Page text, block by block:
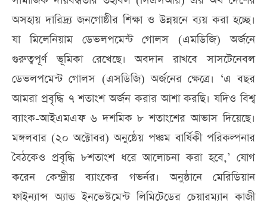
অসহায় দারিদ্র্য জনগোষ্ঠীর শিক্ষা ও উন্নয়নে ব্যয় করা হচ্ছে।
যা মিলেনিয়াম ডেভলপমেন্ট গোলস (এমডিজি) অর্জনে
গুরুত্বপূর্ণ ভূমিকা রেখেছে। অবদান রাখবে সাসটেনেবল
ডেভলপমেন্ট গোলস (এসডিজি) অর্জনের ক্ষেত্রে। ‘এ বছর
আমরা প্রবৃদ্ধি ৭ শতাংশ অর্জন করার আশা করছি। যদিও বিশ্ব
ব্যাংক-আইএমএফ ৬ দশমিক ৮ শতাংশের আভাস দিয়েছে।
মঙ্গলবার (২০ অক্টোবর) অনুষ্ঠেয় পঞ্চম বার্ষিকী পরিকল্পনার
বৈঠকেও প্রবৃদ্ধি ৮শতাংশ ধরে আলোচনা করা হবে,’ যোগ
করেন কেন্দ্রীয় ব্যাংকের গভর্নর। অনুষ্ঠানে মেরিডিয়ান
ফাইন্যান্স অ্যান্ড ইনভেস্টমেন্ট লিমিটেডের চেয়ারম্যান কাজী